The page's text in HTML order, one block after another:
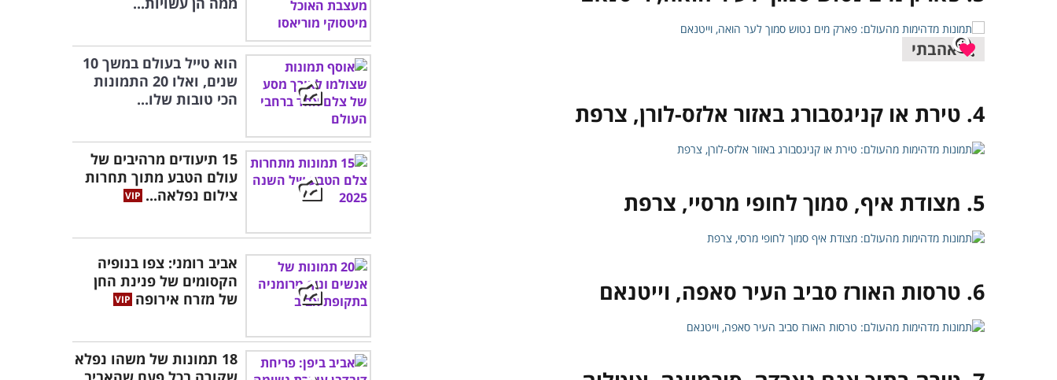
אהבתי
4. טירת או קניגסבורג באזור אלזס-לורן, צרפת
5. מצודת איף, סמוך לחופי מרסיי, צרפת
6. טרסות האורז סביב העיר סאפה, וייטנאם
הוא טייל בעולם במשך 10
שנים, ואלו 20 התמונות
הכי טובות שלו...
15 תיעודים מרהיבים של
עולם הטבע מתוך תחרות
צילום נפלאה...
אביב רומני: צפו בנופיה
הקסומים של פנינת החן
של מזרח אירופה
18 תמונות של משהו נפלא